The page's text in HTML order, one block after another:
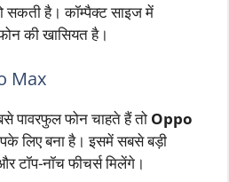
सकती है। कॉम्पैक्ट साइज में
की खासियत है।
Max
फोन चाहते हैं तो Oppo
लिए बना है। इसमें सबसे बड़ी
टॉप-नॉच फीचर्स मिलेंगे।